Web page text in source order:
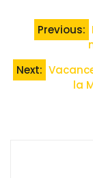
l’article
Previous:
Next:
la